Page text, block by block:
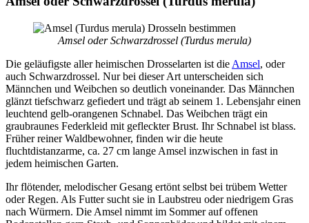
Amsel oder Schwarzdrossel (Turdus merula)
Die geläufigste aller heimischen Drosselarten ist die Amsel, oder
auch Schwarzdrossel. Nur bei dieser Art unterscheiden sich
Männchen und Weibchen so deutlich voneinander. Das Männchen
glänzt tiefschwarz gefiedert und trägt ab seinem 1. Lebensjahr einen
leuchtend gelb-orangenen Schnabel. Das Weibchen trägt ein
graubraunes Federkleid mit gefleckter Brust. Ihr Schnabel ist blass.
Früher reiner Waldbewohner, finden wir die heute
fluchtdistanzarme, ca. 27 cm lange Amsel inzwischen in fast in
jedem heimischen Garten.
Ihr flötender, melodischer Gesang ertönt selbst bei trübem Wetter
oder Regen. Als Futter sucht sie in Laubstreu oder niedrigem Gras
nach Würmern. Die Amsel nimmt im Sommer auf offenen